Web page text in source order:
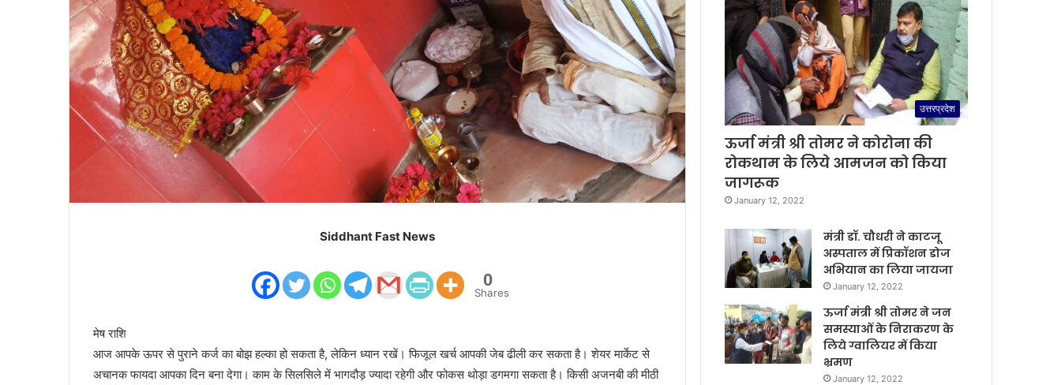
Siddhant Fast News
0
Shares
मेष राशि
आज आपके ऊपर से पुराने कर्ज का बोझ हल्का हो सकता है, लेकिन ध्यान रखें। फिजूल खर्च आपकी जेब ढीली कर सकता है। शेयर मार्केट से
अचानक फायदा आपका दिन बना देगा। काम के सिलसिले में भागदौड़ ज्यादा रहेगी और फोकस थोड़ा डगमगा सकता है। किसी अजनबी की मीठी
उत्तरप्रदेश
ऊर्जा मंत्री श्री तोमर ने कोरोना की
रोकथाम के लिये आमजन को किया
जागरूक
January 12, 2022
मंत्री डॉ. चौधरी ने काटजू
अस्पताल में प्रिकॉशन डोज
अभियान का लिया जायजा
January 12, 2022
ऊर्जा मंत्री श्री तोमर ने जन
समस्याओं के निराकरण के
लिये ग्वालियर में किया
भ्रमण
January 12, 2022